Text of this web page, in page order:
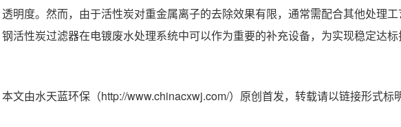
透明度。然而，由于活性炭对重金属离子的去除效果有限，通常需配合其他处理
钢活性炭过滤器在电镀废水处理系统中可以作为重要的补充设备，为实现稳定达标
本文由水天蓝环保（http://www.chinacxwj.com/）原创首发，转载请以链接形式标